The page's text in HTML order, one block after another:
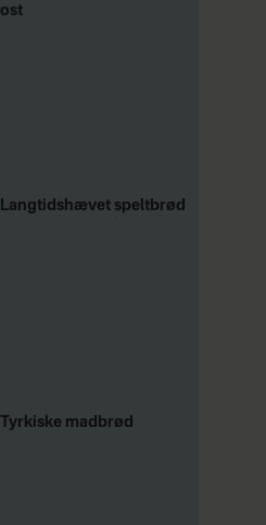
ost
Langtidshævet speltbrød
Tyrkiske madbrød